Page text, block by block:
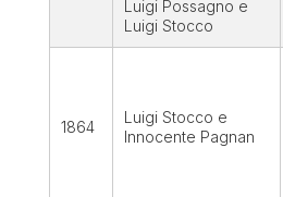
Luigi Possagno e
Luigi Stocco
1864
Luigi Stocco e
Innocente Pagnan